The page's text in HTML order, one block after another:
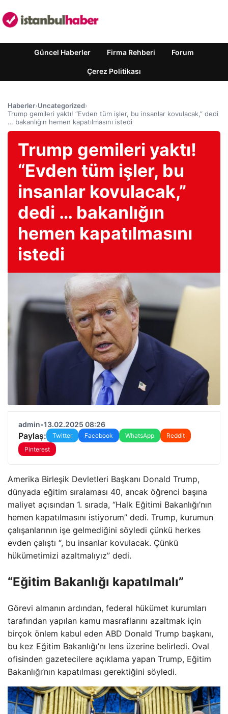
Güncel Haberler Firma Rehberi Forum
Çerez Politikası
Haberler›Uncategorized›
Trump gemileri yaktı! “Evden tüm işler, bu insanlar kovulacak,” dedi
… bakanlığın hemen kapatılmasını istedi
Trump gemileri yaktı!
“Evden tüm işler, bu
insanlar kovulacak,”
dedi … bakanlığın
hemen kapatılmasını
istedi
admin•13.02.2025 08:26
Paylaş: Twitter Facebook WhatsApp
Reddit
Pinterest
Amerika Birleşik Devletleri Başkanı Donald Trump,
dünyada eğitim sıralaması 40, ancak öğrenci başına
maliyet açısından 1. sırada, “Halk Eğitimi Bakanlığı’nın
hemen kapatılmasını istiyorum” dedi. Trump, kurumun
çalışanlarının işe gelmediğini söyledi çünkü herkes
evden çalıştı “, bu insanlar kovulacak. Çünkü
hükümetimizi azaltmalıyız” dedi.
“Eğitim Bakanlığı kapatılmalı”
Görevi almanın ardından, federal hükümet kurumları
tarafından yapılan kamu masraflarını azaltmak için
birçok önlem kabul eden ABD Donald Trump başkanı,
bu kez Eğitim Bakanlığı’nı lens üzerine belirledi. Oval
ofisinden gazetecilere açıklama yapan Trump, Eğitim
Bakanlığı’nın kapatılması gerektiğini söyledi.